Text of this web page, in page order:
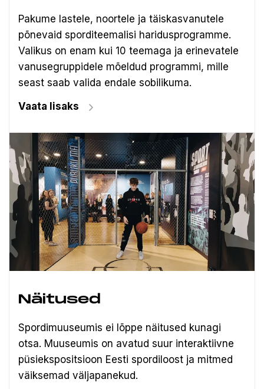
Pakume lastele, noortele ja täiskasvanutele
põnevaid sporditeemalisi haridusprogramme.
Valikus on enam kui 10 teemaga ja erinevatele
vanusegruppidele mõeldud programmi, mille
seast saab valida endale sobilikuma.
Vaata lisaks
Näitused
Spordimuuseumis ei lõppe näitused kunagi
otsa. Muuseumis on avatud suur interaktiivne
püsiekspositsioon Eesti spordiloost ja mitmed
väiksemad väljapanekud.